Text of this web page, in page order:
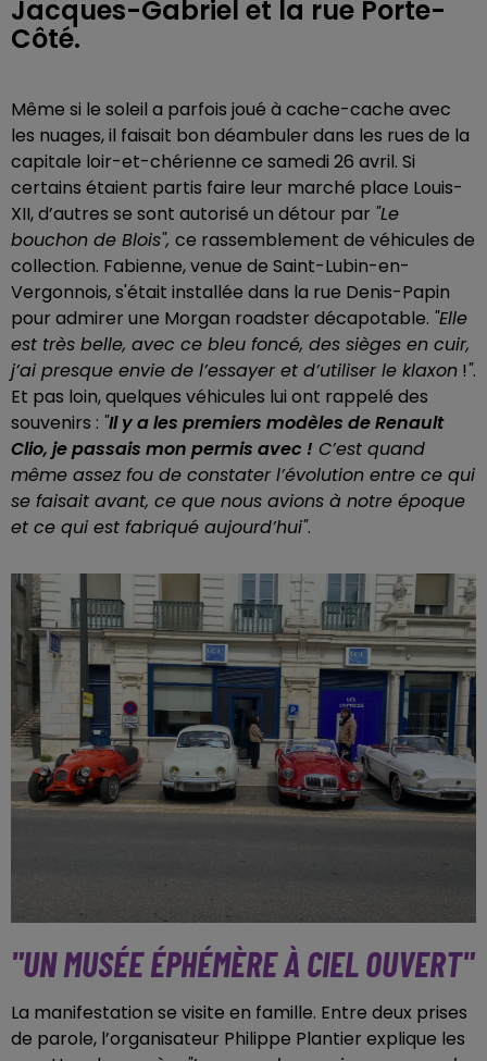
Jacques-Gabriel et la rue Porte-
Côté.
Même si le soleil a parfois joué à cache-cache avec
les nuages, il faisait bon déambuler dans les rues de la
capitale loir-et-chérienne ce samedi 26 avril. Si
certains étaient partis faire leur marché place Louis-
XII, d’autres se sont autorisé un détour par "Le
bouchon de Blois", ce rassemblement de véhicules de
collection. Fabienne, venue de Saint-Lubin-en-
Vergonnois, s'était installée dans la rue Denis-Papin
pour admirer une Morgan roadster décapotable. "Elle
est très belle, avec ce bleu foncé, des sièges en cuir,
j’ai presque envie de l’essayer et d’utiliser le klaxon !".
Et pas loin, quelques véhicules lui ont rappelé des
souvenirs : "Il y a les premiers modèles de Renault
Clio, je passais mon permis avec ! C’est quand
même assez fou de constater l’évolution entre ce qui
se faisait avant, ce que nous avions à notre époque
et ce qui est fabriqué aujourd’hui".
"UN MUSÉE ÉPHÉMÈRE À CIEL OUVERT"
La manifestation se visite en famille. Entre deux prises
de parole, l’organisateur Philippe Plantier explique les